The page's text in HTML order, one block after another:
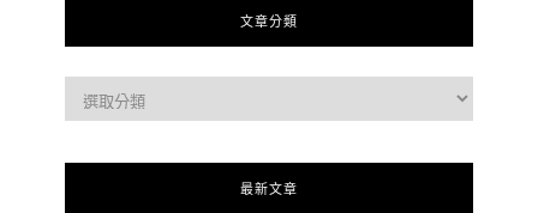
文章分類
最新文章